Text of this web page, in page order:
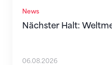
News
Nächster Halt:
06.08.2026